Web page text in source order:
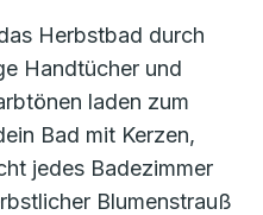
Herbstbad durch
Handtücher und
laden zum
Bad mit Kerzen,
jedes Badezimmer
Blumenstrauß